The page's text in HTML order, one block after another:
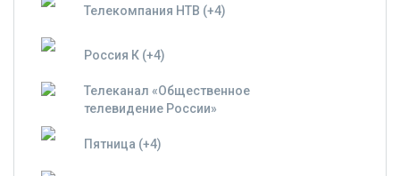
Телекомпания НТВ (+4)
Россия К (+4)
Телеканал «Общественное
телевидение России»
Пятница (+4)